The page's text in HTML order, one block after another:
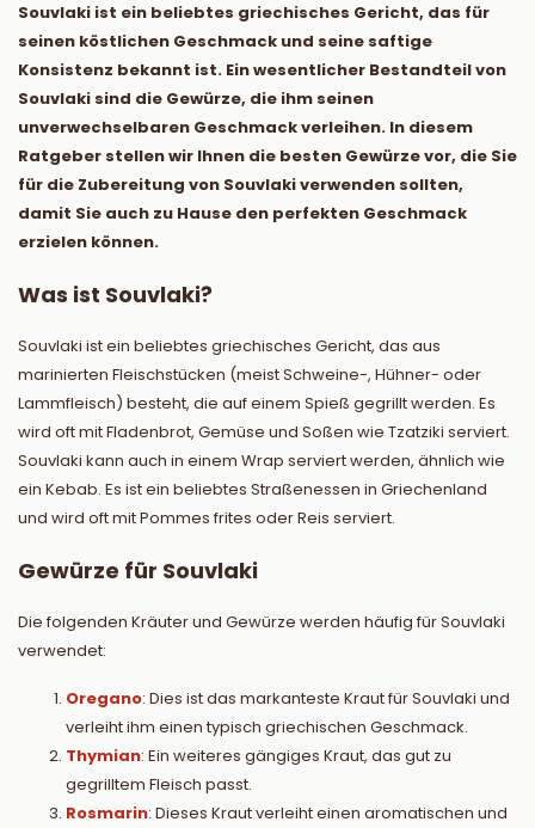
Souvlaki ist ein beliebtes griechisches Gericht, das für
seinen köstlichen Geschmack und seine saftige
Konsistenz bekannt ist. Ein wesentlicher Bestandteil von
Souvlaki sind die Gewürze, die ihm seinen
unverwechselbaren Geschmack verleihen. In diesem
Ratgeber stellen wir Ihnen die besten Gewürze vor, die Sie
für die Zubereitung von Souvlaki verwenden sollten,
damit Sie auch zu Hause den perfekten Geschmack
erzielen können.
Was ist Souvlaki?
Souvlaki ist ein beliebtes griechisches Gericht, das aus
marinierten Fleischstücken (meist Schweine-, Hühner- oder
Lammfleisch) besteht, die auf einem Spieß gegrillt werden. Es
wird oft mit Fladenbrot, Gemüse und Soßen wie Tzatziki serviert.
Souvlaki kann auch in einem Wrap serviert werden, ähnlich wie
ein Kebab. Es ist ein beliebtes Straßenessen in Griechenland
und wird oft mit Pommes frites oder Reis serviert.
Gewürze für Souvlaki
Die folgenden Kräuter und Gewürze werden häufig für Souvlaki
verwendet:
Oregano: Dies ist das markanteste Kraut für Souvlaki und
verleiht ihm einen typisch griechischen Geschmack.
Thymian: Ein weiteres gängiges Kraut, das gut zu
gegrilltem Fleisch passt.
Rosmarin: Dieses Kraut verleiht einen aromatischen und